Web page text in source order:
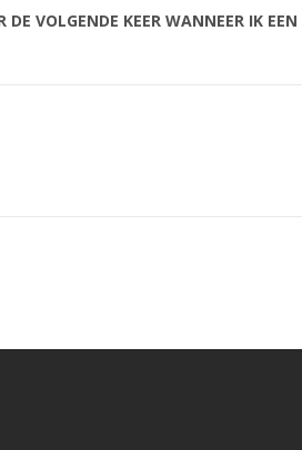
VOLGENDE KEER WANNEER IK